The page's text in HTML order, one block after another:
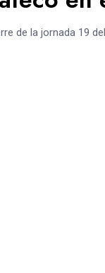
de la jornada 19